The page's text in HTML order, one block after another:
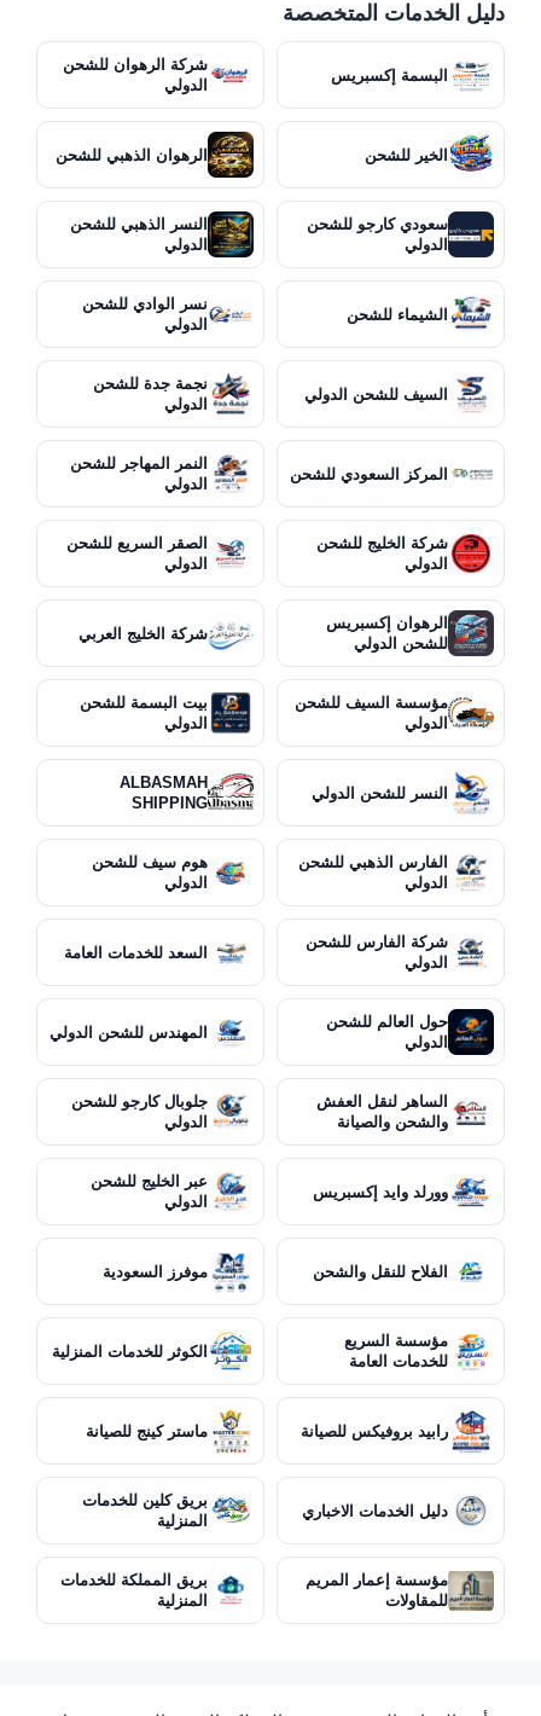
دليل الخدمات المتخصصة
البسمة إكسبريس
شركة الرهوان للشحن
الدولي
الخير للشحن الرهوان الذهبي للشحن
سعودي كارجو للشحن
الدولي
النسر الذهبي للشحن
الدولي
الشيماء للشحن
نسر الوادي للشحن
الدولي
السيف للشحن الدولي
نجمة جدة للشحن
الدولي
المركز السعودي للشحن
النمر المهاجر للشحن
الدولي
شركة الخليج للشحن
الدولي
الصقر السريع للشحن
الدولي
الرهوان إكسبريس
للشحن الدولي
شركة الخليج العربي
مؤسسة السيف للشحن
الدولي
بيت البسمة للشحن
الدولي
النسر للشحن الدولي
ALBASMAH
SHIPPING
الفارس الذهبي للشحن
الدولي
هوم سيف للشحن
الدولي
شركة الفارس للشحن
الدولي
السعد للخدمات العامة
حول العالم للشحن
الدولي
المهندس للشحن الدولي
الساهر لنقل العفش
والشحن والصيانة
جلوبال كارجو للشحن
الدولي
وورلد وايد إكسبريس
عبر الخليج للشحن
الدولي
الفلاح للنقل والشحن موفرز السعودية
مؤسسة السريع
للخدمات العامة
الكوثر للخدمات المنزلية
رابيد بروفيكس للصيانة ماستر كينج للصيانة
دليل الخدمات الاخباري
بريق كلين للخدمات
المنزلية
مؤسسة إعمار المريم
للمقاولات
بريق المملكة للخدمات
المنزلية